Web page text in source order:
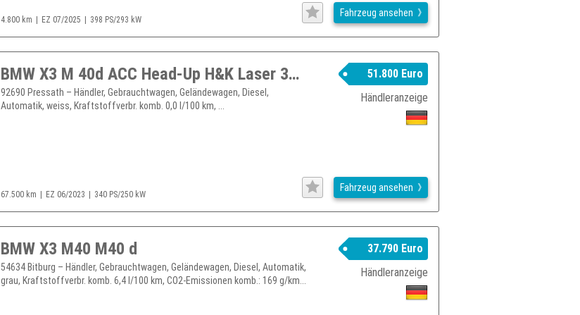
4.800 km EZ 07/2025 398 PS/293 kW
Fahrzeug ansehen
BMW X3 M 40d ACC Head-Up H&K Laser 360° Shz
92690 Pressath – Händler, Gebrauchtwagen, Geländewagen, Diesel,
Automatik, weiss, Kraftstoffverbr. komb. 0,0 l/100 km, ...
51.800 Euro
Händleranzeige
67.500 km EZ 06/2023 340 PS/250 kW
Fahrzeug ansehen
BMW X3 M40 M40 d
54634 Bitburg – Händler, Gebrauchtwagen, Geländewagen, Diesel, Automatik,
grau, Kraftstoffverbr. komb. 6,4 l/100 km, CO2-Emissionen komb.: 169 g/km...
37.790 Euro
Händleranzeige